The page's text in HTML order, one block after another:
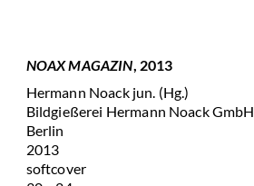
NOAX MAGAZIN, 2013
Hermann Noack jun. (Hg.)
Bildgießerei Hermann Noack GmbH
Berlin
2013
softcover